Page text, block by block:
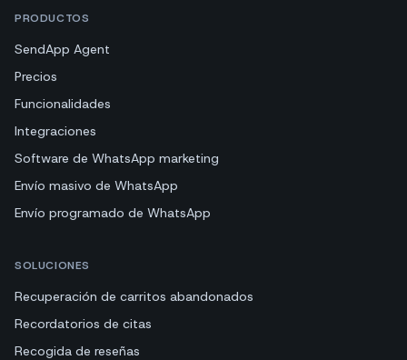
PRODUCTOS
SendApp Agent
Precios
Funcionalidades
Integraciones
Software de WhatsApp marketing
Envío masivo de WhatsApp
Envío programado de WhatsApp
SOLUCIONES
Recuperación de carritos abandonados
Recordatorios de citas
Recogida de reseñas